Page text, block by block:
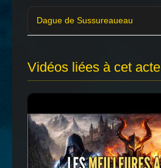
Dague de Sussureaueau
Vidéos liées à cet acte